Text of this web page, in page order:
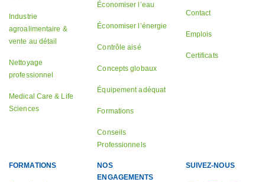
Industrie
agroalimentaire &
vente au détail
Nettoyage
professionnel
Medical Care & Life
Sciences
Économiser l’eau
Économiser l’énergie
Contrôle aisé
Concepts globaux
Équipement adéquat
Formations
Conseils
Professionnels
Contact
Emplois
Certificats
FORMATIONS
NOS
ENGAGEMENTS
SUIVEZ-NOUS